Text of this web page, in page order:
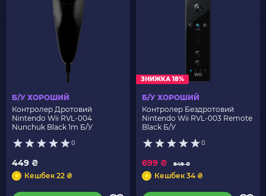
Б/У ХОРОШИЙ
Контролер Дротовий
Nintendo Wii RVL-004
Nunchuk Black 1m Б/У
0
449 ₴
Кешбек 22 ₴
ЗНИЖКА 18%
Б/У ХОРОШИЙ
Контролер Бездротовий
Nintendo Wii RVL-003 Remote
Black Б/У
0
849 ₴
699 ₴
Кешбек 34 ₴